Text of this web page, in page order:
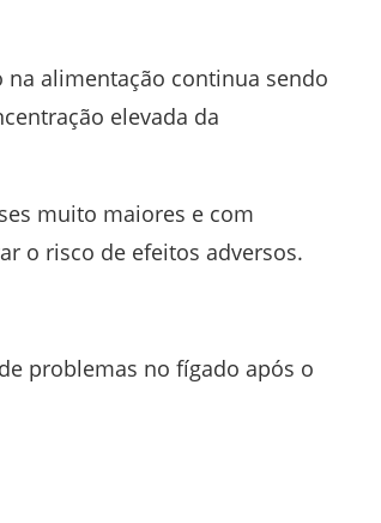
alimentação continua sendo
elevada da
muito maiores e com
o risco de efeitos adversos.
problemas no fígado após o